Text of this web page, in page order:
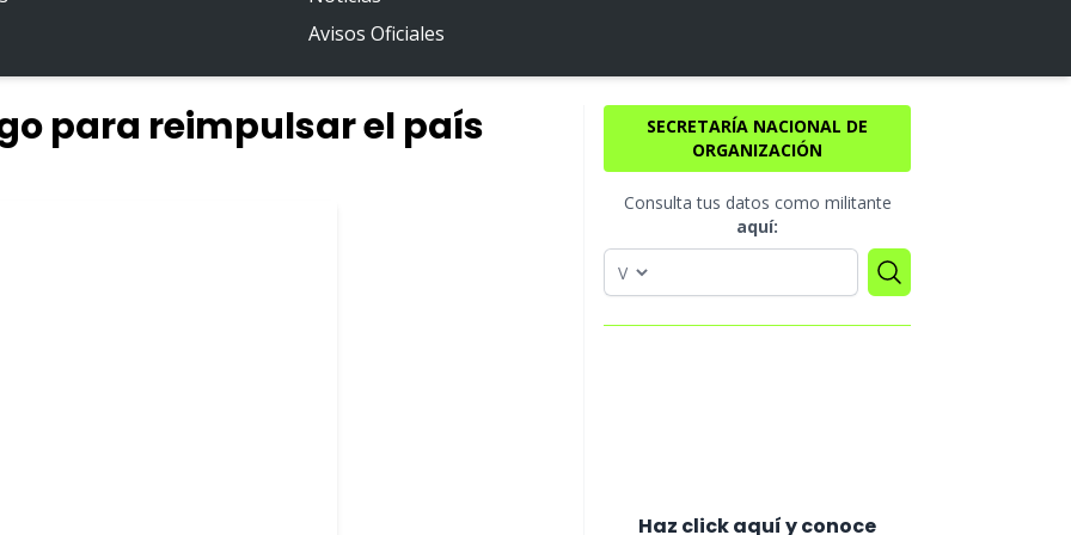
Avisos Oficiales
para reimpulsar el país
SECRETARÍA NACIONAL DE
ORGANIZACIÓN
Consulta tus datos como militante
aquí:
Haz click aquí y conoce